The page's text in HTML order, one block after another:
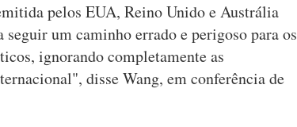
pelos EUA, Reino Unido e Austrália
seguir um caminho errado e perigoso para os
ignorando completamente as
disse Wang, em conferência de